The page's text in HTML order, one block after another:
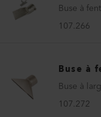
Buse à
107.266
Buse à
Buse à
107.272